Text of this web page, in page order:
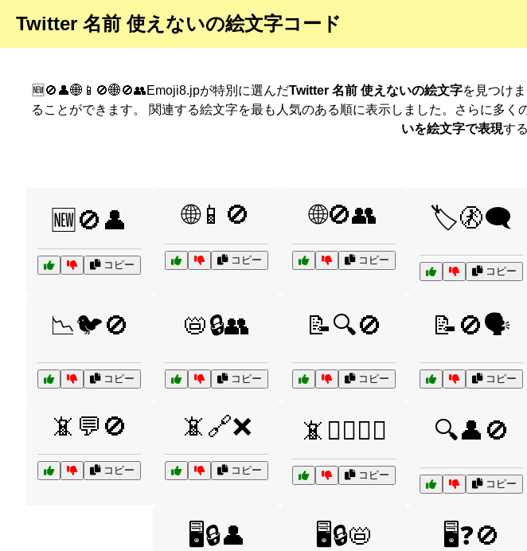
Twitter 名前 使えないの絵文字コード
🆕🚫👤🌐📱🚫🌐🚫👥Emoji8.jpが特別に選んだTwitter 名前 使えないの絵文字を見つけ
ることができます。 関連する絵文字を最も人気のある順に表示しました。さらに多
いを絵文字で表現す
🆕🚫👤
コピー
🌐📱🚫
コピー
🌐🚫👥
コピー
🏷️🚷🗨️
コピー
📉🐦🚫
コピー
📛🔒👥
コピー
📝🔍🚫
コピー
📝🚫🗣️
コピー
📵💬🚫
コピー
📵🔗❌
コピー
📵🦸‍♂️🦸‍♀️
コピー
🔍👤🚫
コピー
🖥️🔒👤 🖥️🔒📛 🖥️❓🚫